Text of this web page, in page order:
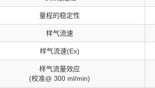
量程的稳定性
样气流速
样气流速(Ex)
样气流量效应
(校准@ 300 ml/min)